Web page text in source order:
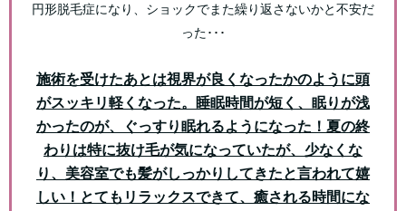
円形脱毛症になり、ショックでまた繰り返さないかと不安だ
った･･･
施術を受けたあとは視界が良くなったかのように頭
がスッキリ軽くなった。睡眠時間が短く、眠りが浅
かったのが、ぐっすり眠れるようになった！ 夏の終
わりは特に抜け毛が気になっていたが、少なくな
り、美容室でも髪がしっかりしてきたと言われて嬉
しい！とてもリラックスできて、癒される時間にな